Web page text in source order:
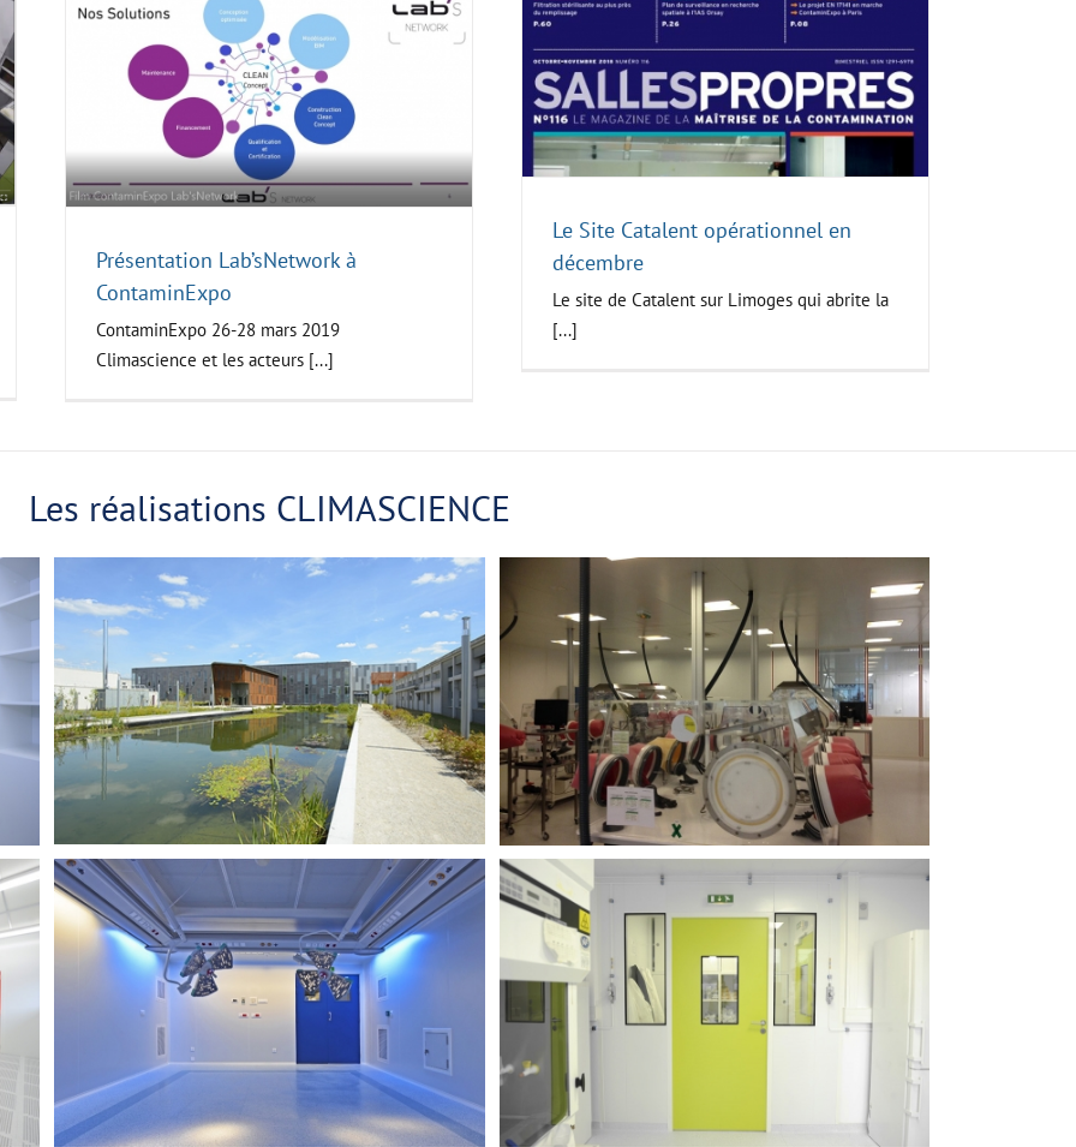
Présentation Lab’sNetwork à
ContaminExpo
ContaminExpo 26-28 mars 2019
Climascience et les acteurs [...]
Le Site Catalent opérationnel en
décembre
Climascience
Le Site Catalent opérationnel en
décembre
Le site de Catalent sur Limoges qui abrite la
[...]
Les réalisations CLIMASCIENCE
STALLERGENES (ANTONY)
MAINTENANCE
HÔPITAL PAUL BROUSSE
CLÉS EN MAIN